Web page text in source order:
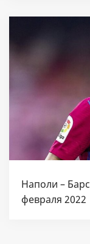
Наполи –
февраля 2022